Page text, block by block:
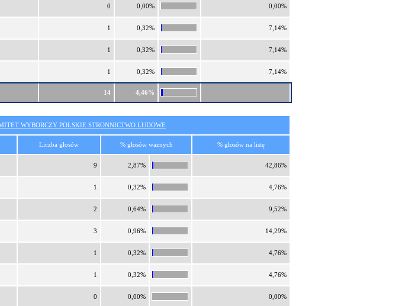
0 0,00% 0,00%
1 0,32% 7,14%
1 0,32% 7,14%
1 0,32% 7,14%
14 4,46%
WYBORCZY POLSKIE STRONNICTWO LUDOWE
Liczba głosów % głosów ważnych % głosów na listę
9 2,87% 42,86%
1 0,32% 4,76%
2 0,64% 9,52%
3 0,96% 14,29%
1 0,32% 4,76%
1 0,32% 4,76%
0 0,00% 0,00%